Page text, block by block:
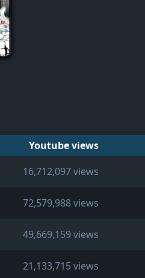
Youtube views
16,712,097 views
72,579,988 views
49,669,159 views
21,133,715 views